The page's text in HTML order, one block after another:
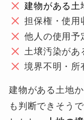
建物がある土
担保権・使用
他人の使用予
土壌汚染があ
境界不明・所
建物がある土地
も判断できそうで